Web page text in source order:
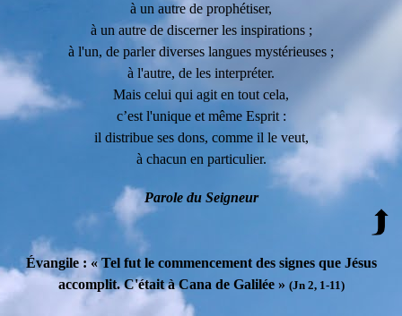
à un autre de prophétiser,
à un autre de discerner les inspirations ;
à l'un, de parler diverses langues mystérieuses ;
à l'autre, de les interpréter.
Mais celui qui agit en tout cela,
c’est l'unique et même Esprit :
il distribue ses dons, comme il le veut,
à chacun en particulier.
Parole du Seigneur
Évangile : « Tel fut le commencement des signes que Jésus
accomplit. C'était à Cana de Galilée » (Jn 2, 1-11)